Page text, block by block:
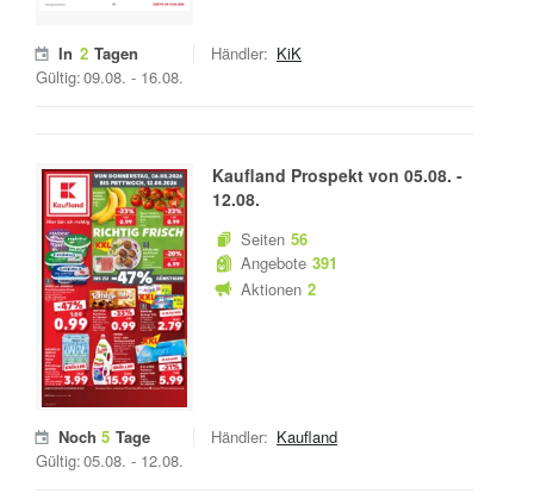
In 2 Tagen
Gültig:09.08. - 16.08.
Händler: KiK
Kaufland Prospekt von 05.08. -
12.08.
Seiten 56
Angebote 391
Aktionen 2
Noch 5 Tage
Gültig:05.08. - 12.08.
Händler: Kaufland